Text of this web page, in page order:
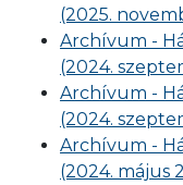
(2025.
Archívum -
(2024.
Archívum -
(2024.
Archívum -
(2024. május